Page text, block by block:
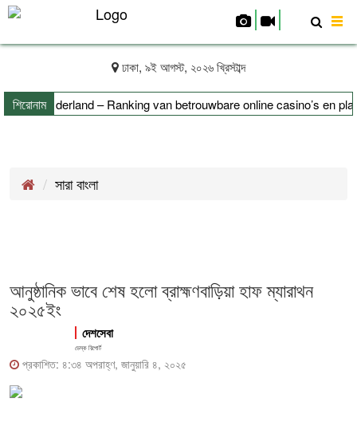
ঢাকা, ৯ই আগস্ট, ২০২৬ খ্রিস্টাব্দ
শিরোনাম
uit Nederland – Ranking van betrouwbare online casino’s en
সারা বাংলা
আনুষ্ঠানিক ভাবে শেষ হলো ব্রাহ্মণবাড়িয়া হাফ ম্যারাথন
২০২৫ইং
দেশসেবা
ডেস্ক রিপোর্ট
প্রকাশিত: ৪:৩৪ অপরাহ্ণ, জানুয়ারি ৪, ২০২৫